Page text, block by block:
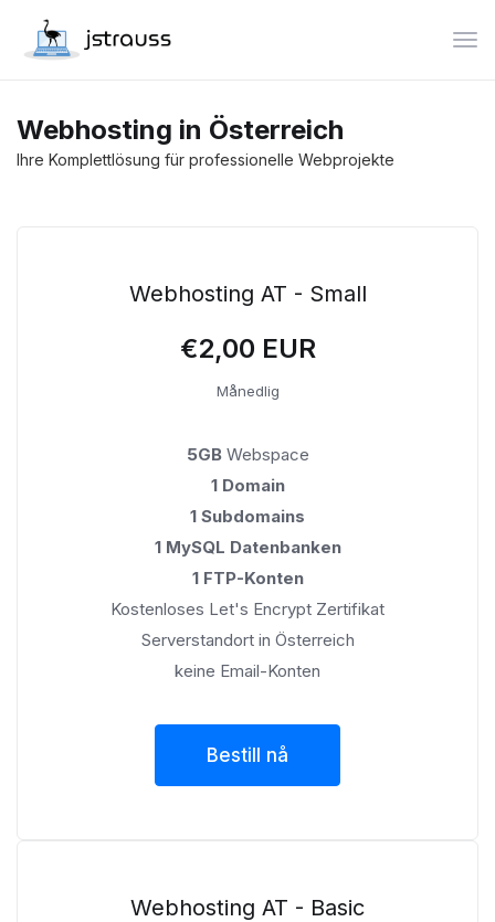
Webhosting in Österreich
Ihre Komplettlösung für professionelle Webprojekte
Webhosting AT - Small
€2,00 EUR
Månedlig
5GBWebspace
1 Domain
1 Subdomains
1 MySQL Datenbanken
1 FTP-Konten
Kostenloses Let's Encrypt Zertifikat
Serverstandort in Österreich
keine Email-Konten
Bestill nå
Webhosting AT - Basic